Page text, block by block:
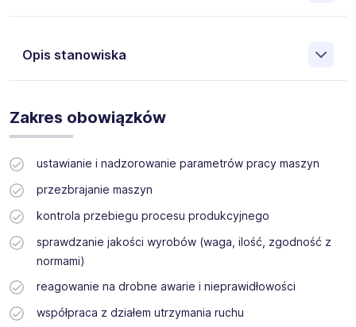
Opis stanowiska
zautomatyzowanej linii produkcyjnej
dużej mierze sterowany jest komputerowo.
fizycznego — kluczowe znaczenie mają tutaj dokładność,
doświadczenie w przezbrajaniu maszyn.
Na tym stanowisku najlepiej odnajdą się osoby, które są
spostrzegawcze i precyzyjne, dobrze czują się w pracy z
maszynami oraz panelami komputerowymi, a także
potrafią szybko wychwycić ewentualne nieprawidłowości i
odpowiednio na nie zareagować.
Miejsce pracy:Wróblowice, darmowy transport:
Zakres obowiązków
ustawianie i nadzorowanie parametrów pracy maszyn
przezbrajanie maszyn
kontrola przebiegu procesu produkcyjnego
sprawdzanie jakości wyrobów (waga, ilość, zgodność z
normami)
reagowanie na drobne awarie i nieprawidłowości
współpraca z działem utrzymania ruchu